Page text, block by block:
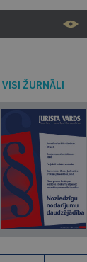
VISI ŽURNĀLI